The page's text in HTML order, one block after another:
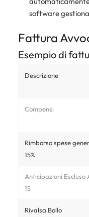
software
Fattura
Esempio di
Descrizione
Compensi
Rimborso spese
15%
Anticipazioni Escluso
15
Rivalsa Bollo